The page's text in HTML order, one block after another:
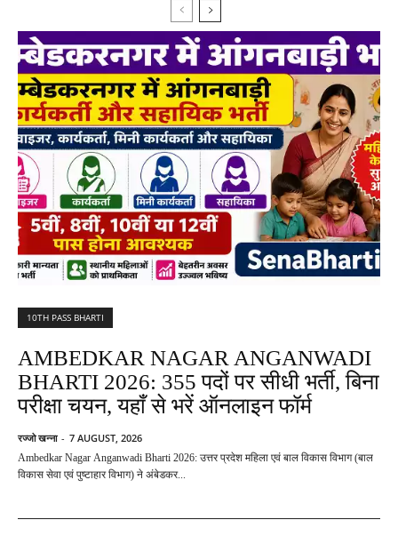
10TH PASS BHARTI
AMBEDKAR NAGAR ANGANWADI
BHARTI 2026: 355 पदों पर सीधी भर्ती, बिना
परीक्षा चयन, यहाँ से भरें ऑनलाइन फॉर्म
रज्जो खन्ना - 7 AUGUST, 2026
Ambedkar Nagar Anganwadi Bharti 2026: उत्तर प्रदेश महिला एवं बाल विकास विभाग (बाल
विकास सेवा एवं पुष्टाहार विभाग) ने अंबेडकर...